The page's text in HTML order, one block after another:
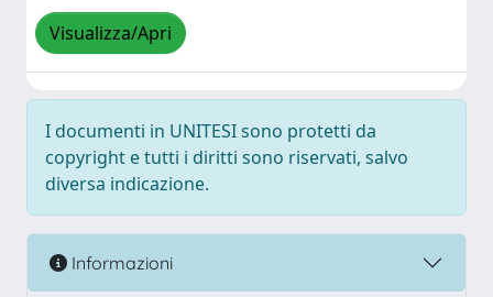
Visualizza/Apri
I documenti in UNITESI sono protetti da
copyright e tutti i diritti sono riservati, salvo
diversa indicazione.
Informazioni